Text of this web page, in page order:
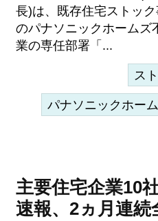
長)は、既存住宅ストッ
のパナソニックホームズ
業の専任部署「...
ス
パナソニックホー
主要住宅企業10
速報、2ヵ月連続